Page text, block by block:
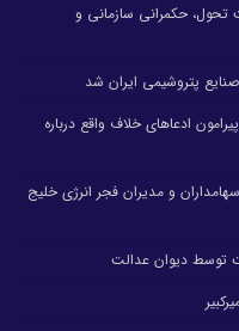
تحول، حکمرانی سازمانی و
پتروشیمی ایران شد
ادعاهای خلاف واقع درباره
و مدیران فجر انرژی خلیج
توسط دیوان عدالت